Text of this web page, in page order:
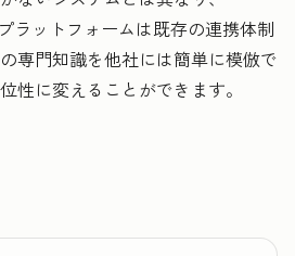
ラットフォームは既存の連携体制
専門知識を他社には簡単に模倣で
性に変えることができます。